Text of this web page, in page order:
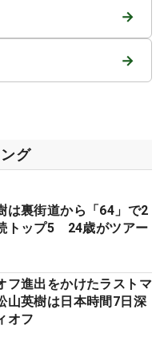
→
→
グ
は裏街道から「64」で2
トップ5 24歳がツアー
フ進出をかけたラストマ
英樹は日本時間7日深
オフ